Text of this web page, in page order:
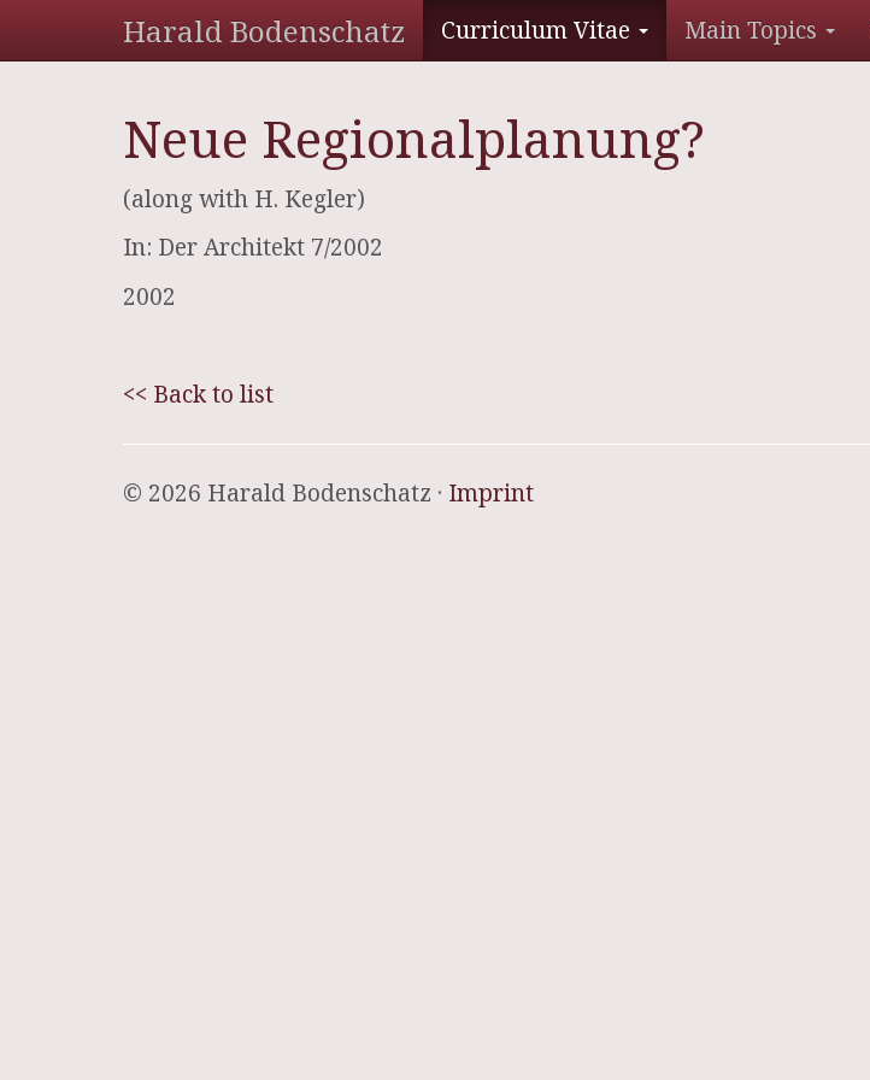
Harald Bodenschatz Curriculum Vitae Main Topics
Neue Regionalplanung?
(along with H. Kegler)
In: Der Architekt 7/2002
2002
<< Back to list
© 2026 Harald Bodenschatz · Imprint